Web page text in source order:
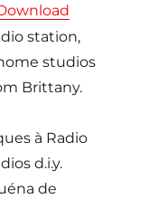
station,
studios
Brittany.
à Radio
d.i.y.
de